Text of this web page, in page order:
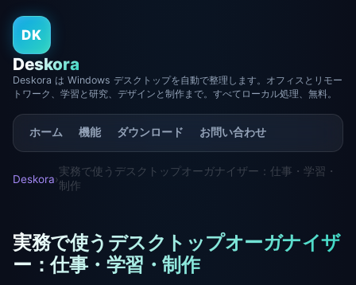
DK
Deskora
Deskora は Windows デスクトップを自動で整理します。オフィスとリモー
トワーク、学習と研究、デザインと制作まで。すべてローカル処理、無料。
ホーム 機能 ダウンロード お問い合わせ
Deskora›
実務で使うデスクトップオーガナイザー：仕事・学習・
制作
実務で使うデスクトップオーガナイザ
ー：仕事・学習・制作